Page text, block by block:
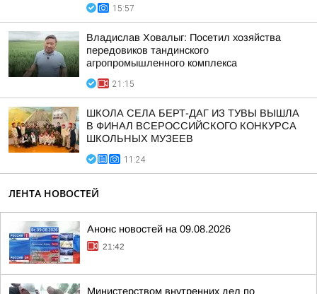
15:57
Владислав Ховалыг: Посетил хозяйства
передовиков тандинского
агропромышленного комплекса
21:15
ШКОЛА СЕЛА БЕРТ-ДАГ ИЗ ТУВЫ ВЫШЛА
В ФИНАЛ ВСЕРОССИЙСКОГО КОНКУРСА
ШКОЛЬНЫХ МУЗЕЕВ
11:24
ЛЕНТА НОВОСТЕЙ
Анонс новостей на 09.08.2026
21:42
Министерством внутренних дел по